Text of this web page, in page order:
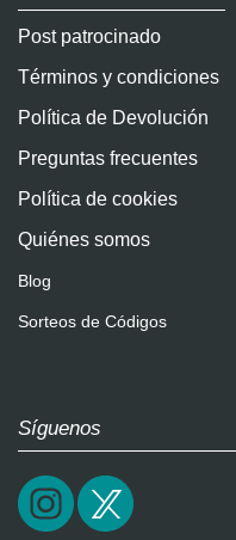
Post patrocinado
Términos y condiciones
Política de Devolución
Preguntas frecuentes
Política de cookies
Quiénes somos
Blog
Sorteos de Códigos
Síguenos